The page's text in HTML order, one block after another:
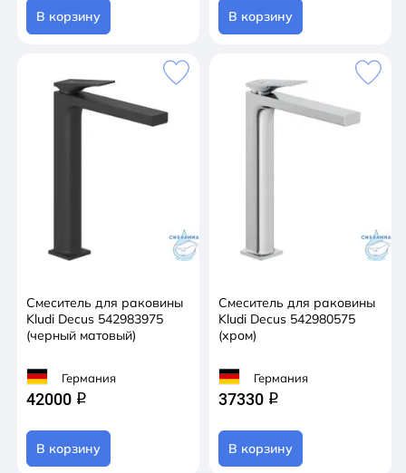
В корзину В корзину
Смеситель для раковины
Kludi Decus 542983975
(черный матовый)
Германия
42000 q
В корзину
Смеситель для раковины
Kludi Decus 542980575
(хром)
Германия
37330 q
В корзину